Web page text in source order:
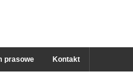
prasowe Kontakt